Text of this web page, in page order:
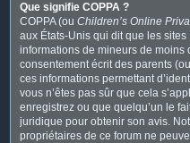
Que signifie COPPA ?
COPPA (ou Children’s Online
aux États-Unis qui dit que les
informations de mineurs de moins
consentement écrit des parents
ces informations permettant
vous n’êtes pas sûr que cela
enregistrez ou que quelqu’un le
juridique pour obtenir son avis.
propriétaires de ce forum ne